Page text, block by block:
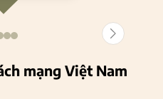
mạng Việt Nam